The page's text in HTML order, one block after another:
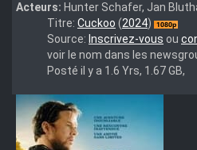
Acteurs: Hunter Schafer, Jan
Titre: Cuckoo (2024)
Source: Inscrivez-vous ou
voir le nom dans les
Posté il y a 1.6 Yrs, 1.67 GB,